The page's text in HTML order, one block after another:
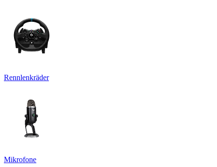
Rennlenkräder
Mikrofone